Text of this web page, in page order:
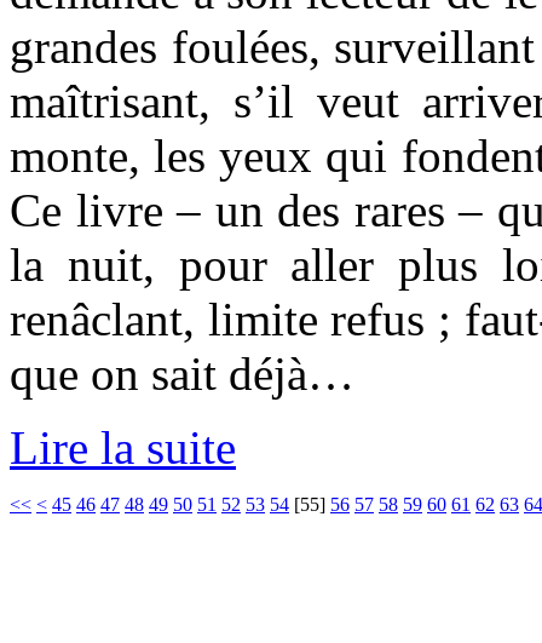
grandes foulées,
maîtrisant, s’il veut
monte, les yeux qui
Ce livre – un des rares –
la nuit, pour aller plus
renâclant, limite refus ;
que on sait déjà…
Lire la suite
<< < 45 46 47 48 49 50 51 52 53 54 [55] 56 57 58 59 60 61 62 63 64